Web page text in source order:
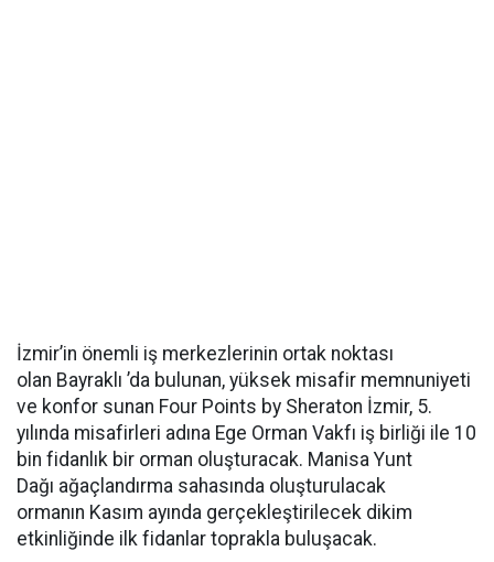
İzmir’in önemli iş merkezlerinin ortak noktası
olan Bayraklı ’da bulunan, yüksek misafir memnuniyeti
ve konfor sunan Four Points by Sheraton İzmir, 5.
yılında misafirleri adına Ege Orman Vakfı iş birliği ile 10
bin fidanlık bir orman oluşturacak. Manisa Yunt
Dağı ağaçlandırma sahasında oluşturulacak
ormanın Kasım ayında gerçekleştirilecek dikim
etkinliğinde ilk fidanlar toprakla buluşacak.